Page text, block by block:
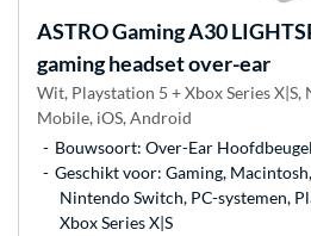
ASTRO GamingA30
gaming headset over-ear
Wit, Playstation 5 + Xbox Series X|S,
Mobile, iOS, Android
Bouwsoort: Over-Ear Hoofdbeugel
Geschikt voor: Gaming,
Nintendo Switch, PC-systemen,
Xbox Series X|S